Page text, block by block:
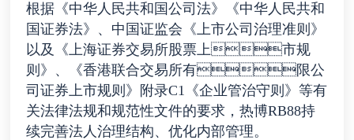
根据《中华人民共和国公司法》《中华人民共和
国证券法》、中国证监会《上市公司治理准则》
以及《上海证券交易所股票上市规
则》、《香港联合交易所有限公
司证券上市规则》附录C1《企业管治守则》等有
关法律法规和规范性文件的要求，热博RB88持
续完善法人治理结构、优化内部管理。